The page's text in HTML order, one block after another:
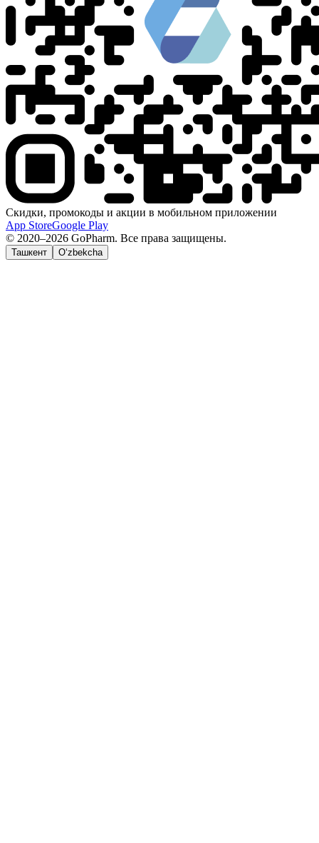
Скидки, промокоды и акции в мобильном приложении
App StoreGoogle Play
© 2020–2026 GoPharm. Все права защищены.
Ташкент O‘zbekcha